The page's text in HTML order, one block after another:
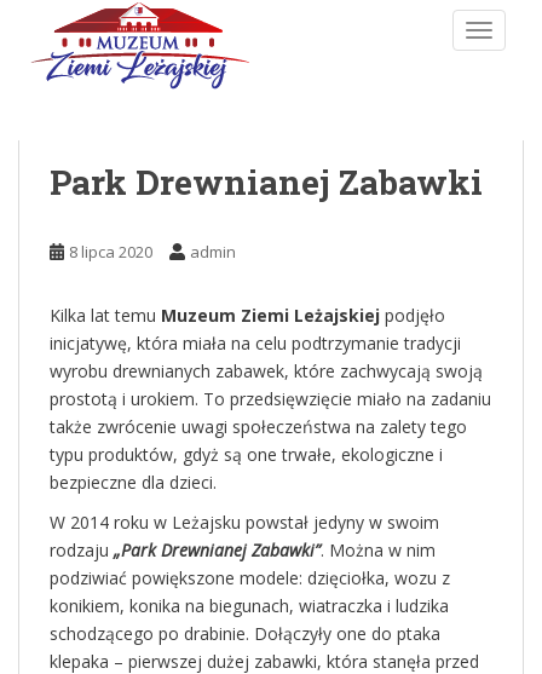
Skip to main content
Park Drewnianej Zabawki
8 lipca 2020 admin
Kilka lat temu Muzeum Ziemi Leżajskiej podjęło
inicjatywę, która miała na celu podtrzymanie tradycji
wyrobu drewnianych zabawek, które zachwycają swoją
prostotą i urokiem. To przedsięwzięcie miało na zadaniu
także zwrócenie uwagi społeczeństwa na zalety tego
typu produktów, gdyż są one trwałe, ekologiczne i
bezpieczne dla dzieci.
W 2014 roku w Leżajsku powstał jedyny w swoim
rodzaju „Park Drewnianej Zabawki”. Można w nim
podziwiać powiększone modele: dzięciołka, wozu z
konikiem, konika na biegunach, wiatraczka i ludzika
schodzącego po drabinie. Dołączyły one do ptaka
klepaka – pierwszej dużej zabawki, która stanęła przed